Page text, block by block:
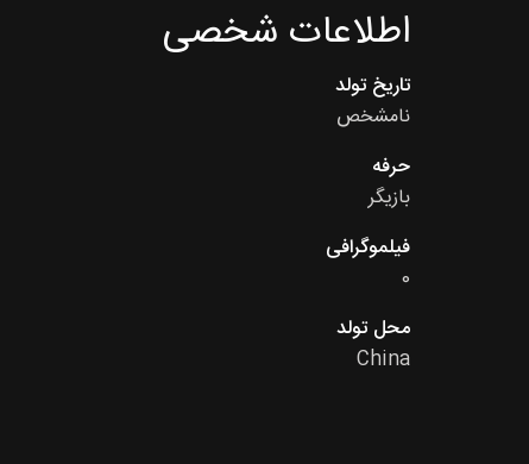
اطلاعات شخصی
تاریخ تولد
نامشخص
حرفه
بازیگر
فیلموگرافی
0
محل تولد
China